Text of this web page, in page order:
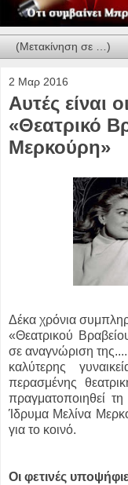
2 Μαρ 2016
Αυτές είναι
«Θεατρικό
Μερκούρη»
Δέκα χρόνια
«Θεατρικού
σε αναγνώριση της....
καλύτερης
περασμένης
πραγματοποιηθεί
Ίδρυμα Μελίνα
για το κοινό.
Οι φετινές